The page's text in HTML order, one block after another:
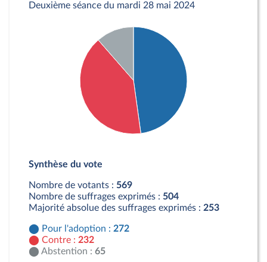
Deuxième séance du mardi 28 mai 2024
Contre : 232 députés
Synthèse du vote
Nombre de votants : 569
Nombre de suffrages exprimés : 504
Majorité absolue des suffrages exprimés : 253
Pour l'adoption : 272
Contre : 232
Abstention : 65